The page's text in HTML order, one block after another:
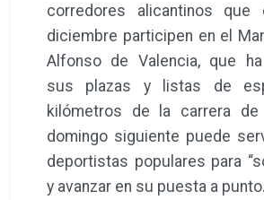
corredores alicantinos
diciembre participen en el
Alfonso de Valencia, que
sus plazas y listas de
kilómetros de la carrera de
domingo siguiente puede
deportistas populares para
y avanzar en su puesta a punto.